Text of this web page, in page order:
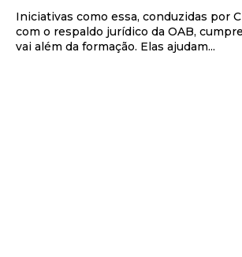
Iniciativas como essa, conduzidas por
com o respaldo jurídico da OAB,
vai além da formação. Elas ajudam...